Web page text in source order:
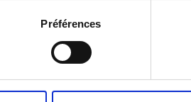
Préférences